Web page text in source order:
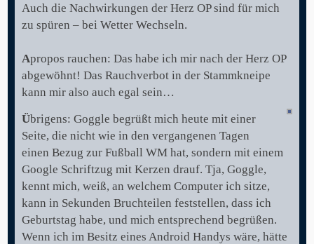
Auch die Nachwirkungen der Herz OP sind für mich
zu spüren – bei Wetter Wechseln.
Apropos rauchen: Das habe ich mir nach der Herz OP
abgewöhnt! Das Rauchverbot in der Stammkneipe
kann mir also auch egal sein…
Übrigens: Goggle begrüßt mich heute mit einer
Seite, die nicht wie in den vergangenen Tagen
einen Bezug zur Fußball WM hat, sondern mit einem
Google Schriftzug mit Kerzen drauf. Tja, Goggle,
kennt mich, weiß, an welchem Computer ich sitze,
kann in Sekunden Bruchteilen feststellen, dass ich
Geburtstag habe, und mich entsprechend begrüßen.
Wenn ich im Besitz eines Android Handys wäre, hätte